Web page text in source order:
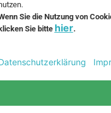
MwSt. und zzgl.
Gartenmöbel